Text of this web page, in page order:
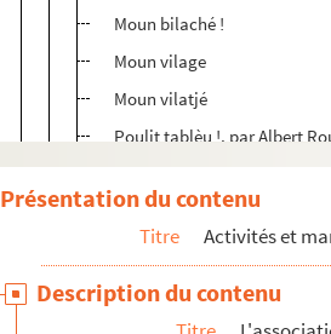
Moun bilaché !
Moun vilage
Moun vilatjé
Poulit tablèu !, par Albert
Lou trin das porcs, par Louis
Lou soulelh rits, par G.
Lou saumou, par le docteur
Lou brès, par Philippe Troin
Présentation du contenu
Titre Activités et
Description du contenu